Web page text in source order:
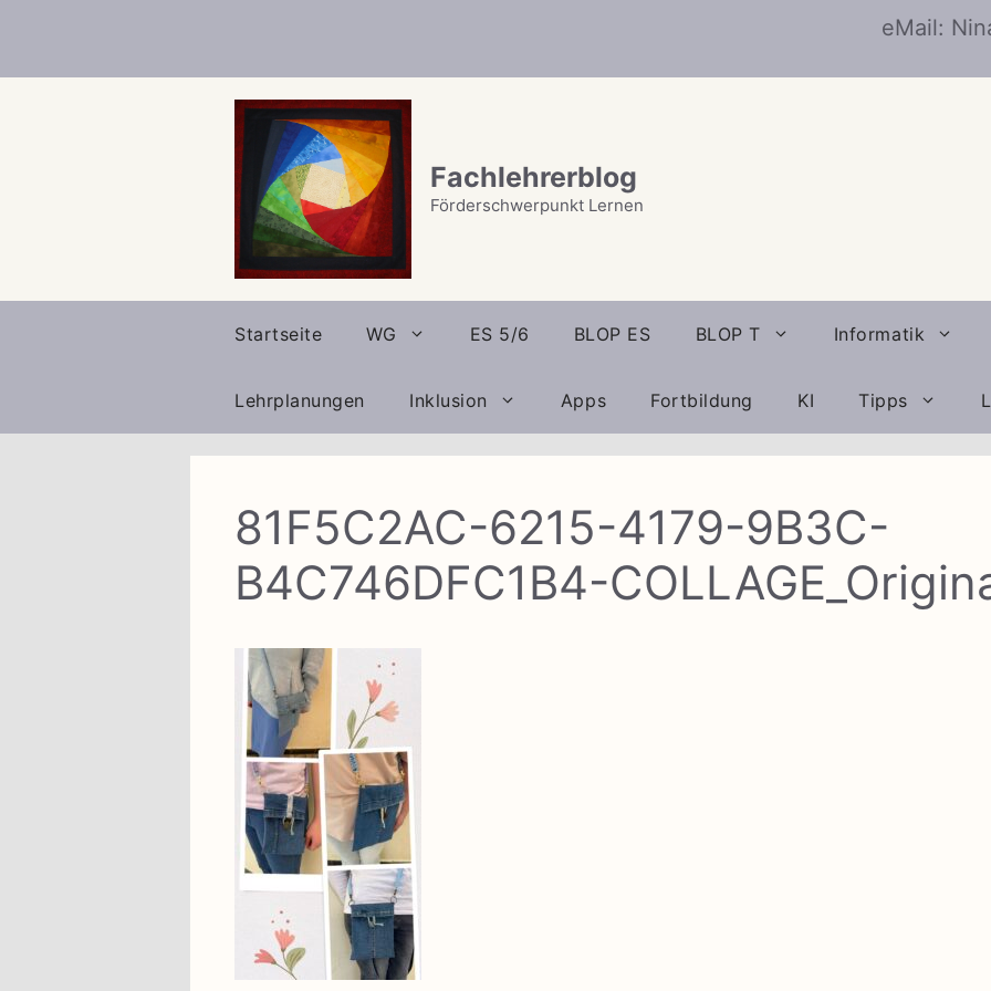
eMail:
Fachlehrerblog
Förderschwerpunkt Lernen
Startseite WG ES 5/6 BLOP ES BLOP T Informatik
Lehrplanungen Inklusion Apps Fortbildung KI Tipps
81F5C2AC-6215-4179-9B3C-
B4C746DFC1B4-